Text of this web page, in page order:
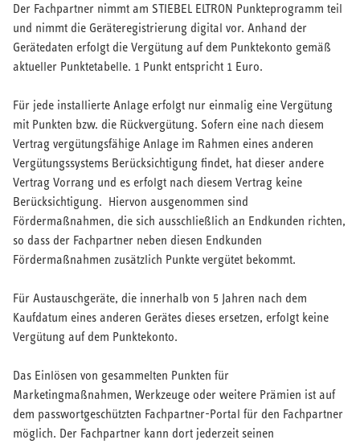
Der Fachpartner nimmt am STIEBEL ELTRON Punkteprogramm teil
und nimmt die Geräteregistrierung digital vor. Anhand der
Gerätedaten erfolgt die Vergütung auf dem Punktekonto gemäß
aktueller Punktetabelle. 1 Punkt entspricht 1 Euro.
Für jede installierte Anlage erfolgt nur einmalig eine Vergütung
mit Punkten bzw. die Rückvergütung. Sofern eine nach diesem
Vertrag vergütungsfähige Anlage im Rahmen eines anderen
Vergütungssystems Berücksichtigung findet, hat dieser andere
Vertrag Vorrang und es erfolgt nach diesem Vertrag keine
Berücksichtigung. Hiervon ausgenommen sind
Fördermaßnahmen, die sich ausschließlich an Endkunden richten,
so dass der Fachpartner neben diesen Endkunden
Fördermaßnahmen zusätzlich Punkte vergütet bekommt.
Für Austauschgeräte, die innerhalb von 5 Jahren nach dem
Kaufdatum eines anderen Gerätes dieses ersetzen, erfolgt keine
Vergütung auf dem Punktekonto.
Das Einlösen von gesammelten Punkten für
Marketingmaßnahmen, Werkzeuge oder weitere Prämien ist auf
dem passwortgeschützten Fachpartner-Portal für den Fachpartner
möglich. Der Fachpartner kann dort jederzeit seinen